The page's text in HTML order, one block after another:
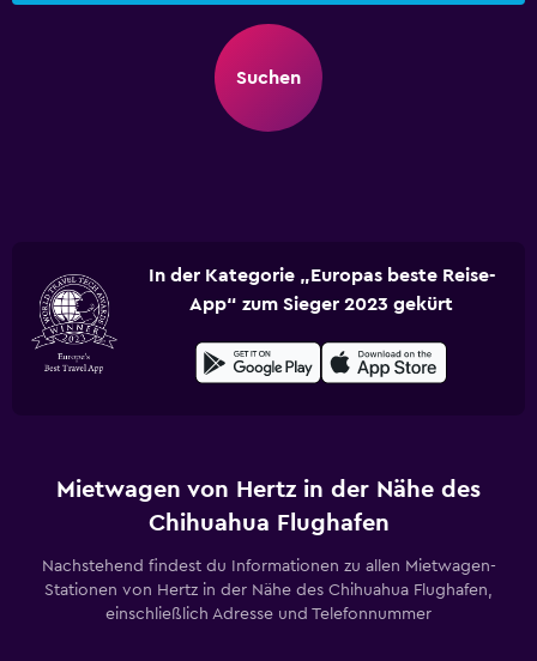
Suchen
In der Kategorie „Europas beste Reise-
App“ zum Sieger 2023 gekürt
Mietwagen von Hertz in der Nähe des
Chihuahua Flughafen
Nachstehend findest du Informationen zu allen Mietwagen-
Stationen von Hertz in der Nähe des Chihuahua Flughafen,
einschließlich Adresse und Telefonnummer